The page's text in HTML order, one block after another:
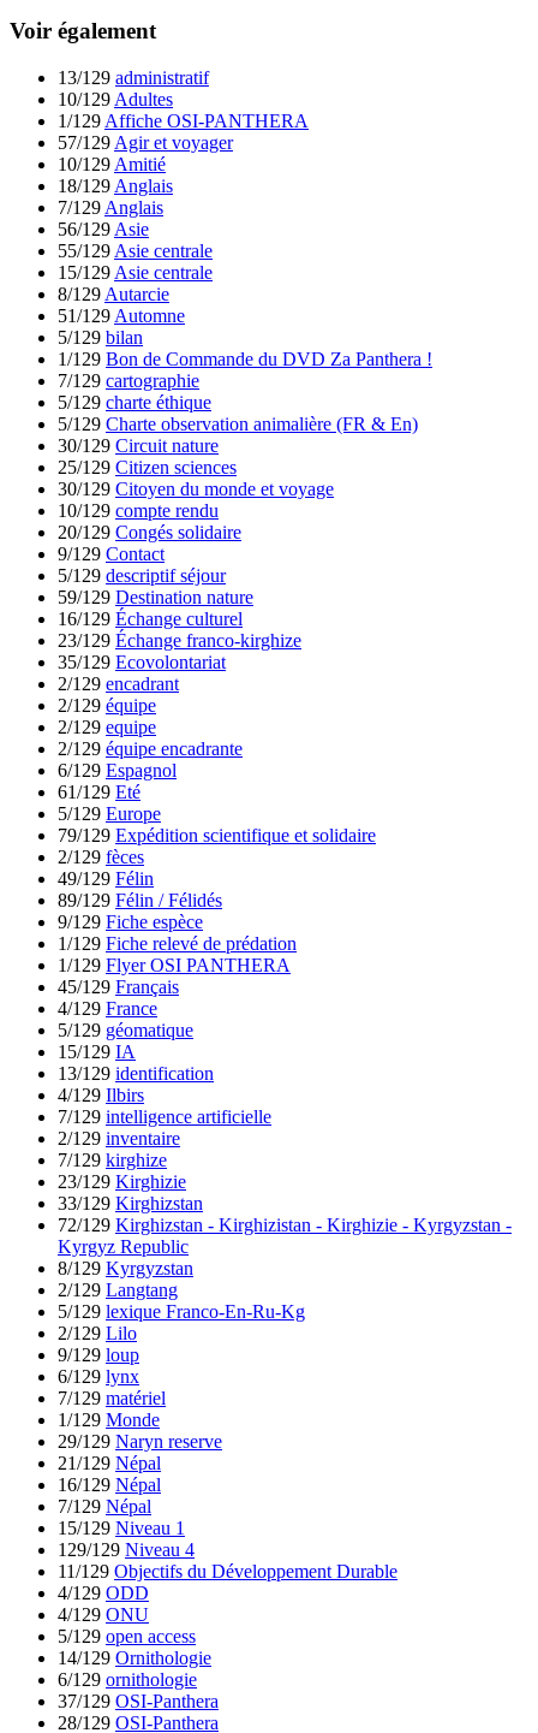
Voir également
13/129 administratif
10/129 Adultes
1/129 Affiche OSI-PANTHERA
57/129 Agir et voyager
10/129 Amitié
18/129 Anglais
7/129 Anglais
56/129 Asie
55/129 Asie centrale
15/129 Asie centrale
8/129 Autarcie
51/129 Automne
5/129 bilan
1/129 Bon de Commande du DVD Za Panthera !
7/129 cartographie
5/129 charte éthique
5/129 Charte observation animalière (FR & En)
30/129 Circuit nature
25/129 Citizen sciences
30/129 Citoyen du monde et voyage
10/129 compte rendu
20/129 Congés solidaire
9/129 Contact
5/129 descriptif séjour
59/129 Destination nature
16/129 Échange culturel
23/129 Échange franco-kirghize
35/129 Ecovolontariat
2/129 encadrant
2/129 équipe
2/129 equipe
2/129 équipe encadrante
6/129 Espagnol
61/129 Eté
5/129 Europe
79/129 Expédition scientifique et solidaire
2/129 fèces
49/129 Félin
89/129 Félin / Félidés
9/129 Fiche espèce
1/129 Fiche relevé de prédation
1/129 Flyer OSI PANTHERA
45/129 Français
4/129 France
5/129 géomatique
15/129 IA
13/129 identification
4/129 Ilbirs
7/129 intelligence artificielle
2/129 inventaire
7/129 kirghize
23/129 Kirghizie
33/129 Kirghizstan
72/129 Kirghizstan - Kirghizistan - Kirghizie - Kyrgyzstan -
Kyrgyz Republic
8/129 Kyrgyzstan
2/129 Langtang
5/129 lexique Franco-En-Ru-Kg
2/129 Lilo
9/129 loup
6/129 lynx
7/129 matériel
1/129 Monde
29/129 Naryn reserve
21/129 Népal
16/129 Népal
7/129 Népal
15/129 Niveau 1
129/129 Niveau 4
11/129 Objectifs du Développement Durable
4/129 ODD
4/129 ONU
5/129 open access
14/129 Ornithologie
6/129 ornithologie
37/129 OSI-Panthera
28/129 OSI-Panthera